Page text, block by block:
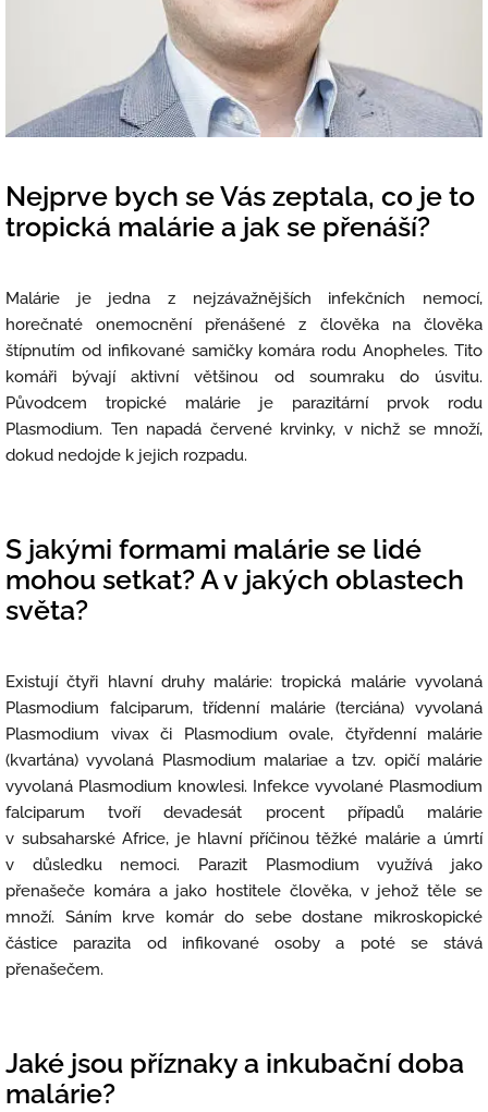
Nejprve bych se Vás zeptala, co je to
tropická malárie a jak se přenáší?
Malárie je jedna z nejzávažnějších infekčních nemocí,
horečnaté onemocnění přenášené z člověka na člověka
štípnutím od infikované samičky komára rodu Anopheles. Tito
komáři bývají aktivní většinou od soumraku do úsvitu.
Původcem tropické malárie je parazitární prvok rodu
Plasmodium. Ten napadá červené krvinky, v nichž se množí,
dokud nedojde k jejich rozpadu.
S jakými formami malárie se lidé
mohou setkat? A v jakých oblastech
světa?
Existují čtyři hlavní druhy malárie: tropická malárie vyvolaná
Plasmodium falciparum, třídenní malárie (terciána) vyvolaná
Plasmodium vivax či Plasmodium ovale, čtyřdenní malárie
(kvartána) vyvolaná Plasmodium malariae a tzv. opičí malárie
vyvolaná Plasmodium knowlesi. Infekce vyvolané Plasmodium
falciparum tvoří devadesát procent případů malárie
v subsaharské Africe, je hlavní příčinou těžké malárie a úmrtí
v důsledku nemoci. Parazit Plasmodium využívá jako
přenašeče komára a jako hostitele člověka, v jehož těle se
množí. Sáním krve komár do sebe dostane mikroskopické
částice parazita od infikované osoby a poté se stává
přenašečem.
Jaké jsou příznaky a inkubační doba
malárie?